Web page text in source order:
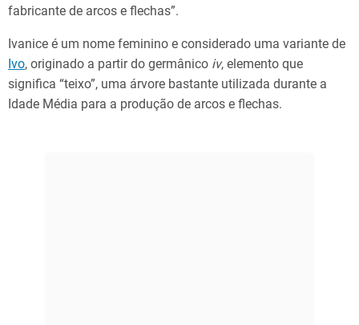
fabricante de arcos e flechas”.
Ivanice é um nome feminino e considerado uma variante de
Ivo, originado a partir do germânico iv, elemento que
significa “teixo”, uma árvore bastante utilizada durante a
Idade Média para a produção de arcos e flechas.